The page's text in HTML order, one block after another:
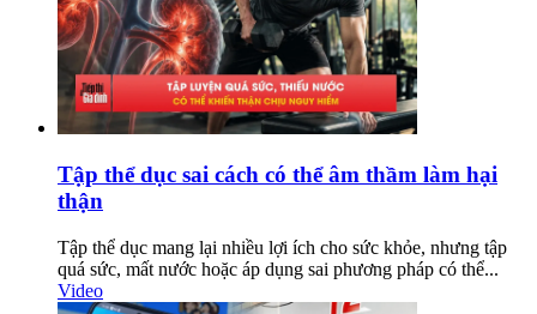
Tập thể dục sai cách có thể âm thầm làm hại
thận
Tập thể dục mang lại nhiều lợi ích cho sức khỏe, nhưng tập
quá sức, mất nước hoặc áp dụng sai phương pháp có thể...
Video